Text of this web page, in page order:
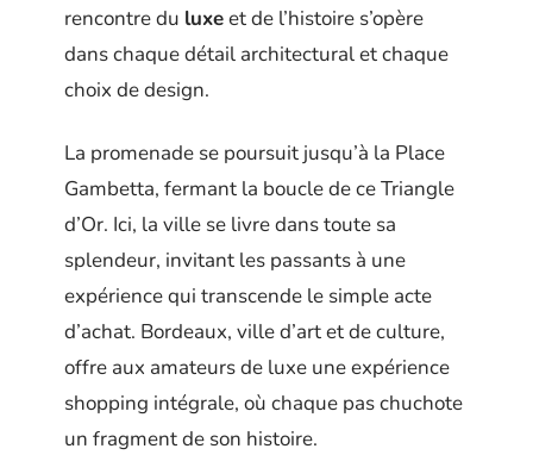
rencontre du luxeet de l’histoire s’opère
dans chaque détail architectural et chaque
choix de design.
La promenade se poursuit jusqu’à la Place
Gambetta, fermant la boucle de ce Triangle
d’Or. Ici, la ville se livre dans toute sa
splendeur, invitant les passants à une
expérience qui transcende le simple acte
d’achat. Bordeaux, ville d’art et de culture,
offre aux amateurs de luxe une expérience
shopping intégrale, où chaque pas chuchote
un fragment de son histoire.